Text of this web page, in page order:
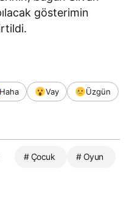
gösterimin
Haha Vay
Üzgün
# Çocuk # Oyun